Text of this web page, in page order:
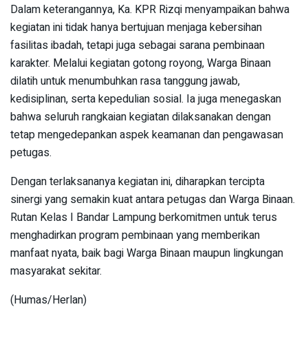
Dalam keterangannya, Ka. KPR Rizqi menyampaikan bahwa
kegiatan ini tidak hanya bertujuan menjaga kebersihan
fasilitas ibadah, tetapi juga sebagai sarana pembinaan
karakter. Melalui kegiatan gotong royong, Warga Binaan
dilatih untuk menumbuhkan rasa tanggung jawab,
kedisiplinan, serta kepedulian sosial. Ia juga menegaskan
bahwa seluruh rangkaian kegiatan dilaksanakan dengan
tetap mengedepankan aspek keamanan dan pengawasan
petugas.
Dengan terlaksananya kegiatan ini, diharapkan tercipta
sinergi yang semakin kuat antara petugas dan Warga Binaan.
Rutan Kelas I Bandar Lampung berkomitmen untuk terus
menghadirkan program pembinaan yang memberikan
manfaat nyata, baik bagi Warga Binaan maupun lingkungan
masyarakat sekitar.
(Humas/Herlan)